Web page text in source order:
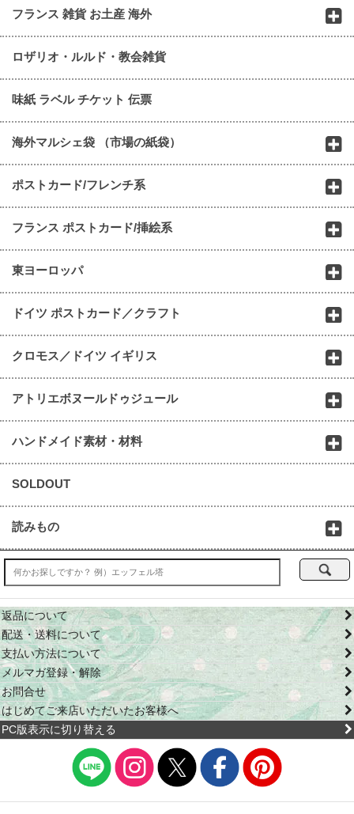
フランス 雑貨 お土産 海外
ロザリオ・ルルド・教会雑貨
味紙 ラベル チケット 伝票
海外マルシェ袋 （市場の紙袋）
ポストカード/フレンチ系
フランス ポストカード/挿絵系
東ヨーロッパ
ドイツ ポストカード／クラフト
クロモス／ドイツ イギリス
アトリエボヌールドゥジュール
ハンドメイド素材・材料
SOLDOUT
読みもの
返品について
配送・送料について
支払い方法について
メルマガ登録・解除
お問合せ
はじめてご来店いただいたお客様へ
PC版表示に切り替える